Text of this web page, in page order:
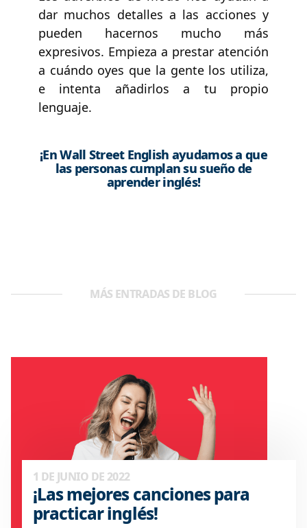
dar muchos detalles a las acciones y
pueden hacernos mucho más
expresivos. Empieza a prestar atención
a cuándo oyes que la gente los utiliza,
e intenta añadirlos a tu propio
lenguaje.
¡En Wall Street English ayudamos a que
las personas cumplan su sueño de
aprender inglés!
MÁS ENTRADAS DE BLOG
1 DE JUNIO DE 2022
¡Las mejores canciones para
practicar inglés!